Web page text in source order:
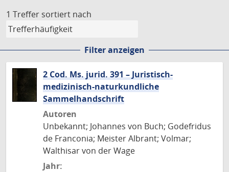
1 Treffer sortiert nach
Filter anzeigen
2 Cod. Ms. jurid. 391 – Juristisch-
medizinisch-naturkundliche
Sammelhandschrift
Autoren
Unbekannt; Johannes von Buch; Godefridus
de Franconia; Meister Albrant; Volmar;
Walthisar von der Wage
Jahr: